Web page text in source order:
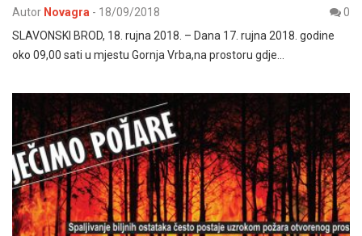
Autor Novagra - 18/09/2018
0
SLAVONSKI BROD, 18. rujna 2018. – Dana 17. rujna 2018. godine
oko 09,00 sati u mjestu Gornja Vrba,na prostoru gdje…